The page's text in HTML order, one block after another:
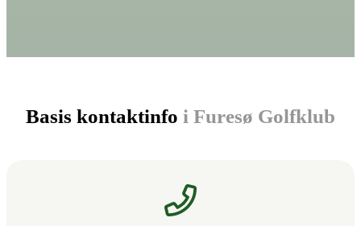
Basis kontaktinfo i Furesø Golfklub